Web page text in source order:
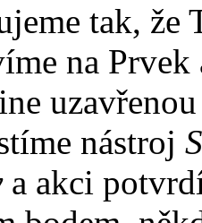
tak, že
na Prvek
nástroj
a akci